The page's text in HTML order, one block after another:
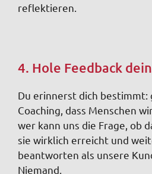
reflektieren.
4. Hole Feedback
Du erinnerst dich bestimmt:
Coaching, dass Menschen
wer kann uns die Frage, ob
sie wirklich erreicht und
beantworten als unsere
Niemand.